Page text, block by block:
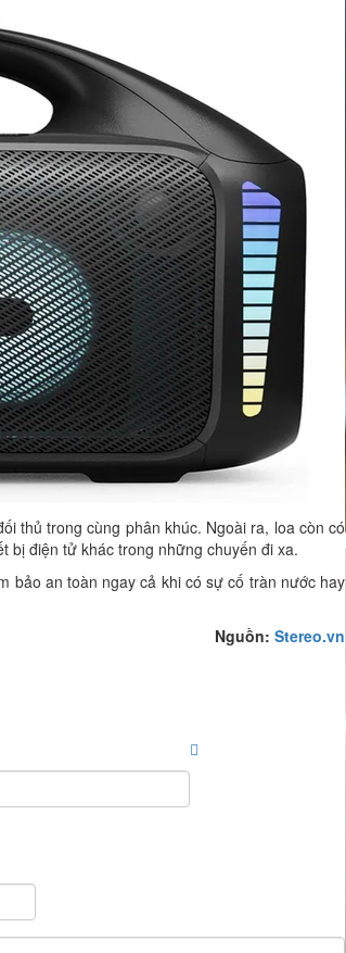
thủ trong cùng phân khúc. Ngoài ra, loa còn có
bị điện tử khác trong những chuyến đi xa.
bảo an toàn ngay cả khi có sự cố tràn nước hay
Nguồn: Stereo.vn